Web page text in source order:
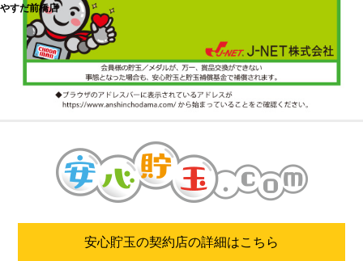
やすだ前橋店
安心貯玉の契約店の詳細はこちら